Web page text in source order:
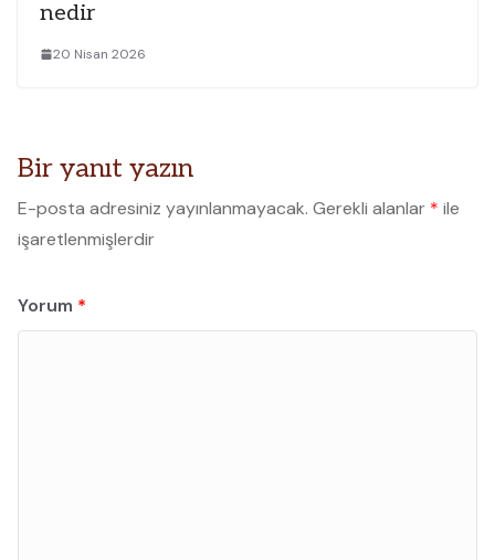
nedir
20 Nisan 2026
Bir yanıt yazın
E-posta adresiniz yayınlanmayacak. Gerekli alanlar * ile
işaretlenmişlerdir
Yorum *